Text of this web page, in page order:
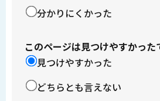
分かりにくかった
このページは見つけやすかった
見つけやすかった
どちらとも言えない